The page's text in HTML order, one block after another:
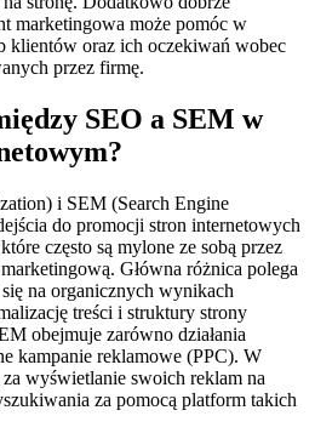
marketingowa może pomóc w
klientów oraz ich oczekiwań wobec
przez firmę.
SEO a SEM w
i SEM (Search Engine
do promocji stron internetowych
często są mylone ze sobą przez
Główna różnica polega
na organicznych wynikach
treści i struktury strony
obejmuje zarówno działania
kampanie reklamowe (PPC). W
wyświetlanie swoich reklam na
za pomocą platform takich